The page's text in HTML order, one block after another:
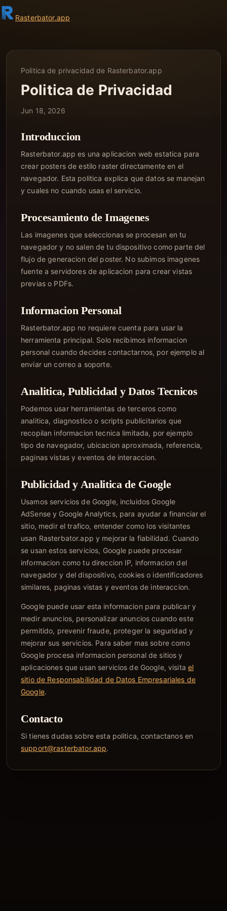
Rasterbator.app
Politica de privacidad de Rasterbator.app
Politica de Privacidad
Jun 18, 2026
Introduccion
Rasterbator.app es una aplicacion web estatica para
crear posters de estilo raster directamente en el
navegador. Esta politica explica que datos se manejan
y cuales no cuando usas el servicio.
Procesamiento de Imagenes
Las imagenes que seleccionas se procesan en tu
navegador y no salen de tu dispositivo como parte del
flujo de generacion del poster. No subimos imagenes
fuente a servidores de aplicacion para crear vistas
previas o PDFs.
Informacion Personal
Rasterbator.app no requiere cuenta para usar la
herramienta principal. Solo recibimos informacion
personal cuando decides contactarnos, por ejemplo al
enviar un correo a soporte.
Analitica, Publicidad y Datos Tecnicos
Podemos usar herramientas de terceros como
analitica, diagnostico o scripts publicitarios que
recopilan informacion tecnica limitada, por ejemplo
tipo de navegador, ubicacion aproximada, referencia,
paginas vistas y eventos de interaccion.
Publicidad y Analitica de Google
Usamos servicios de Google, incluidos Google
AdSense y Google Analytics, para ayudar a financiar el
sitio, medir el trafico, entender como los visitantes
usan Rasterbator.app y mejorar la fiabilidad. Cuando
se usan estos servicios, Google puede procesar
informacion como tu direccion IP, informacion del
navegador y del dispositivo, cookies o identificadores
similares, paginas vistas y eventos de interaccion.
Google puede usar esta informacion para publicar y
medir anuncios, personalizar anuncios cuando este
permitido, prevenir fraude, proteger la seguridad y
mejorar sus servicios. Para saber mas sobre como
Google procesa informacion personal de sitios y
aplicaciones que usan servicios de Google, visita el
sitio de Responsabilidad de Datos Empresariales de
Google.
Contacto
Si tienes dudas sobre esta politica, contactanos en
support@rasterbator.app.